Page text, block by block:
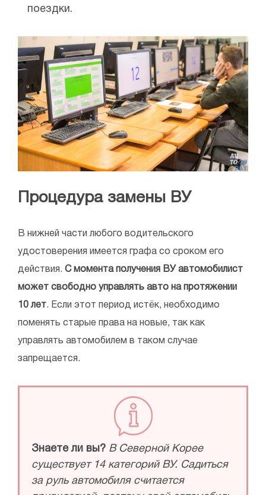
поездки.
Процедура замены ВУ
В нижней части любого водительского
удостоверения имеется графа со сроком его
действия. С момента получения ВУ автомобилист
может свободно управлять авто на протяжении
10 лет. Если этот период истёк, необходимо
поменять старые права на новые, так как
управлять автомобилем в таком случае
запрещается.
Знаете ли вы? В Северной Корее
существует 14 категорий ВУ. Садиться
за руль автомобиля считается